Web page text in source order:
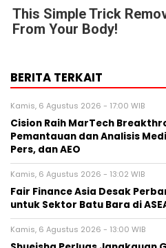
This Simple Trick
From Your Body!
BERITA TERKAIT
Kamis, 6 Agustus 2026 - 17:00 WIB
Cision Raih MarTech
Pemantauan dan Analisis
Pers, dan AEO
Kamis, 6 Agustus 2026 - 13:02 WIB
Fair Finance Asia Desak
untuk Sektor Batu Bara di
Kamis, 6 Agustus 2026 - 13:00 WIB